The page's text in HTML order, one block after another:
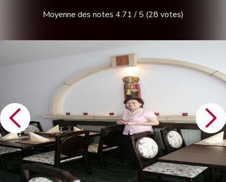
Moyenne des notes 4.71 / 5 (28 votes)